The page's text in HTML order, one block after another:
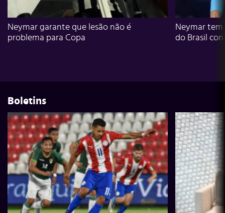
Neymar garante que lesão não é
problema para Copa
Neymar
do Brasil
Boletins